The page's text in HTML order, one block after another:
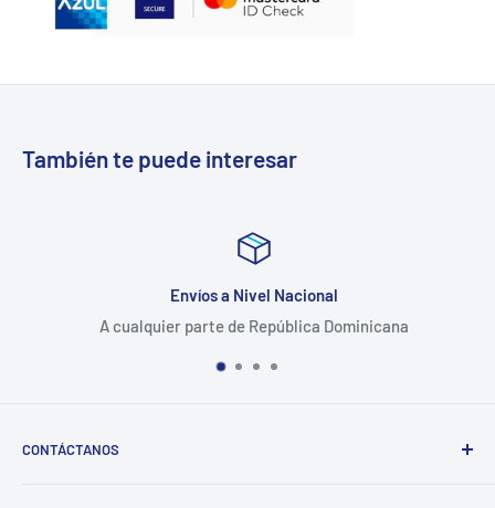
También te puede interesar
Envíos a Nivel Nacional
A cualquier parte de República Dominicana
CONTÁCTANOS